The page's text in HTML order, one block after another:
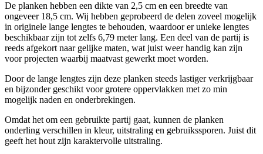
De planken hebben een dikte van 2,5 cm en een breedte van
ongeveer 18,5 cm. Wij hebben geprobeerd de delen zoveel mogelijk
in originele lange lengtes te behouden, waardoor er unieke lengtes
beschikbaar zijn tot zelfs 6,79 meter lang. Een deel van de partij is
reeds afgekort naar gelijke maten, wat juist weer handig kan zijn
voor projecten waarbij maatvast gewerkt moet worden.
Door de lange lengtes zijn deze planken steeds lastiger verkrijgbaar
en bijzonder geschikt voor grotere oppervlakken met zo min
mogelijk naden en onderbrekingen.
Omdat het om een gebruikte partij gaat, kunnen de planken
onderling verschillen in kleur, uitstraling en gebruikssporen. Juist dit
geeft het hout zijn karaktervolle uitstraling.